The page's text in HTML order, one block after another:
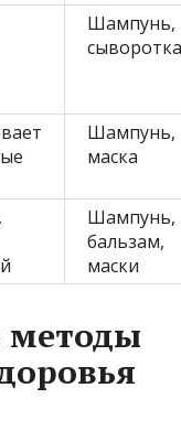
Шампунь,
Шампунь,
маска
Шампунь,
бальзам,
маски
методы